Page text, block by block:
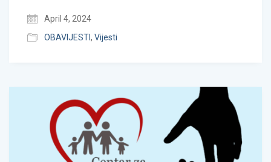
April 4, 2024
OBAVIJESTI, Vijesti